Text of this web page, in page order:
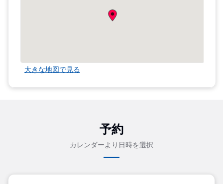
大きな地図で見る
予約
カレンダーより日時を選択